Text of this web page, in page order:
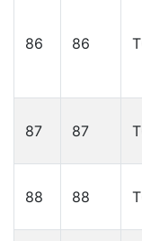
86 86
87 87
88 88